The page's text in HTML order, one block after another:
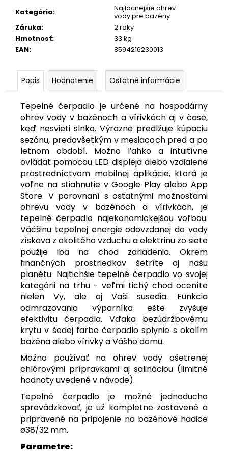
Kategória:
Najlacnejšie ohrev
vody pre bazény
Záruka:
2 roky
Hmotnosť:
33 kg
EAN: 8594216230013
Popis Hodnotenie Ostatné informácie
Tepelné čerpadlo je určené na hospodárny
ohrev vody v bazénoch a vírivkách aj v čase,
keď nesvieti slnko. Výrazne predlžuje kúpaciu
sezónu, predovšetkým v mesiacoch pred a po
letnom období. Možno ľahko a intuitívne
ovládať pomocou LED displeja alebo vzdialene
prostredníctvom mobilnej aplikácie, ktorá je
voľne na stiahnutie v Google Play alebo App
Store. V porovnaní s ostatnými možnosťami
ohrevu vody v bazénoch a vírivkách, je
tepelné čerpadlo najekonomickejšou voľbou.
Väčšinu tepelnej energie odovzdanej do vody
získava z okolitého vzduchu a elektrinu zo siete
použije iba na chod zariadenia. Okrem
finančných prostriedkov šetríte aj našu
planétu. Najtichšie tepelné čerpadlo vo svojej
kategórii na trhu - veľmi tichý chod oceníte
nielen Vy, ale aj Vaši susedia. Funkcia
odmrazovania výparníka ešte zvyšuje
efektivitu čerpadla. Vďaka bezúdržbovému
krytu v šedej farbe čerpadlo splynie s okolím
bazéna alebo vírivky a Vášho domu.
Možno používať na ohrev vody ošetrenej
chlórovými prípravkami aj salináciou (limitné
hodnoty uvedené v návode).
Tepelné čerpadlo je možné jednoducho
sprevádzkovať, je už kompletne zostavené a
pripravené na pripojenie na bazénové hadice
ø38/32 mm.
Parametre:
C4
€44,90